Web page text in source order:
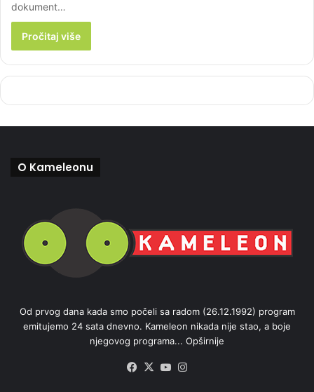
dokument…
Pročitaj više
O Kameleonu
Od prvog dana kada smo počeli sa radom (26.12.1992) program
emitujemo 24 sata dnevno. Kameleon nikada nije stao, a boje
njegovog programa... Opširnije
Facebook
X YouTube